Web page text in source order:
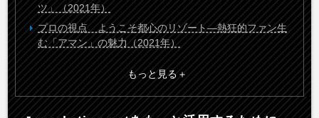
ツ」（2021年）
プロの視点 ようこそ都心のリゾート―熱狂的ファン生
む「アマン」の魅力（2021年）
もっと見る